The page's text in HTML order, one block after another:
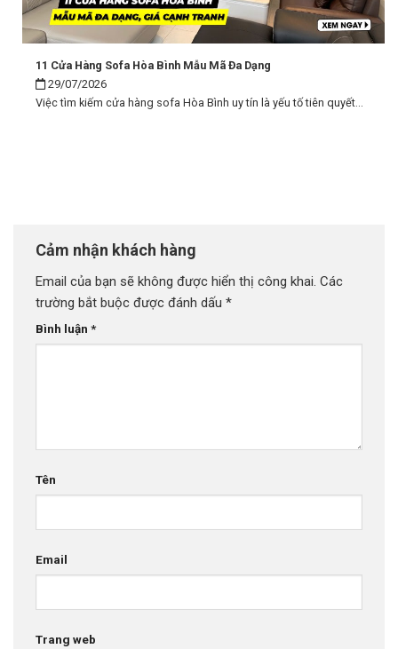
11 Cửa Hàng Sofa Hòa Bình Mẫu Mã Đa Dạng
29/07/2026
Việc tìm kiếm cửa hàng sofa Hòa Bình uy tín là yếu tố tiên quyết...
Cảm nhận khách hàng
Email của bạn sẽ không được hiển thị công khai. Các
trường bắt buộc được đánh dấu *
Bình luận *
Tên
Email
Trang web